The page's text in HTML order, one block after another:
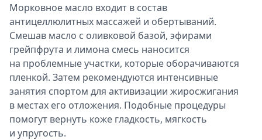
Морковное масло входит в состав
антицеллюлитных массажей и обертываний.
Смешав масло с оливковой базой, эфирами
грейпфрута и лимона смесь наносится
на проблемные участки, которые оборачиваются
пленкой. Затем рекомендуются интенсивные
занятия спортом для активизации жиросжигания
в местах его отложения. Подобные процедуры
помогут вернуть коже гладкость, мягкость
и упругость.